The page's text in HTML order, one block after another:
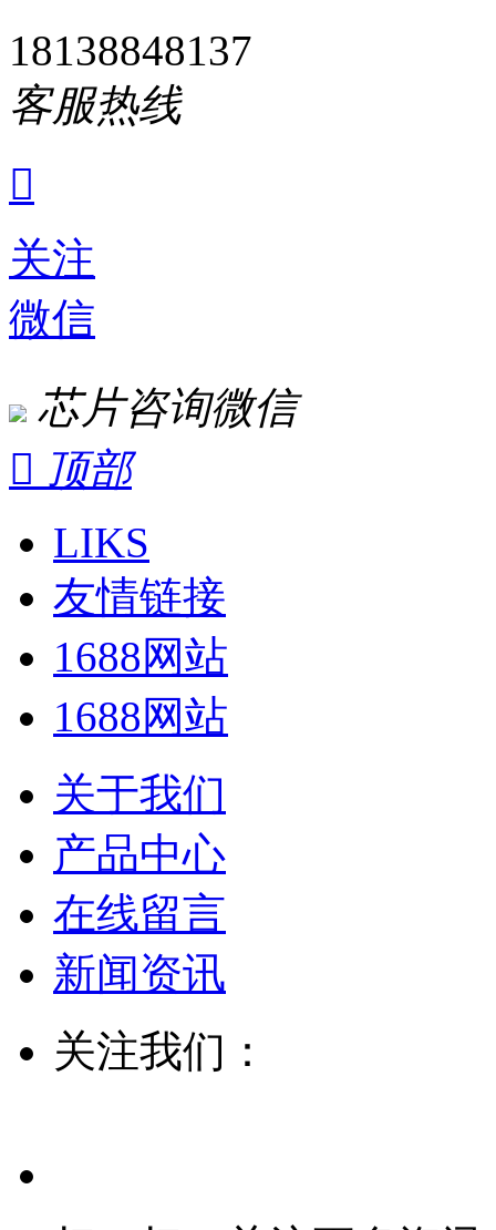
18138848137
客服热线

关注
微信
芯片咨询微信
 顶部
LIKS
友情链接
1688网站
1688网站
关于我们
产品中心
在线留言
新闻资讯
关注我们：